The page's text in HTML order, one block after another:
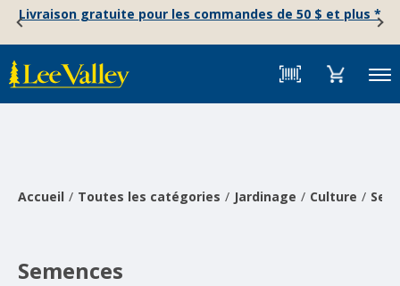
content
StatementLivraison gratuite pour les commandes de 50 $ et plus *
Menu
Accueil Toutes les catégories Jardinage Culture
Semences